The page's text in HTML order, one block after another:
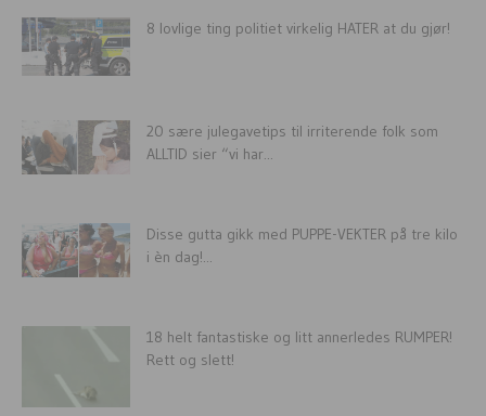
8 lovlige ting politiet virkelig HATER at du gjør!
20 sære julegavetips til irriterende folk som
ALLTID sier “vi har...
Disse gutta gikk med PUPPE-VEKTER på tre kilo
i èn dag!...
18 helt fantastiske og litt annerledes RUMPER!
Rett og slett!